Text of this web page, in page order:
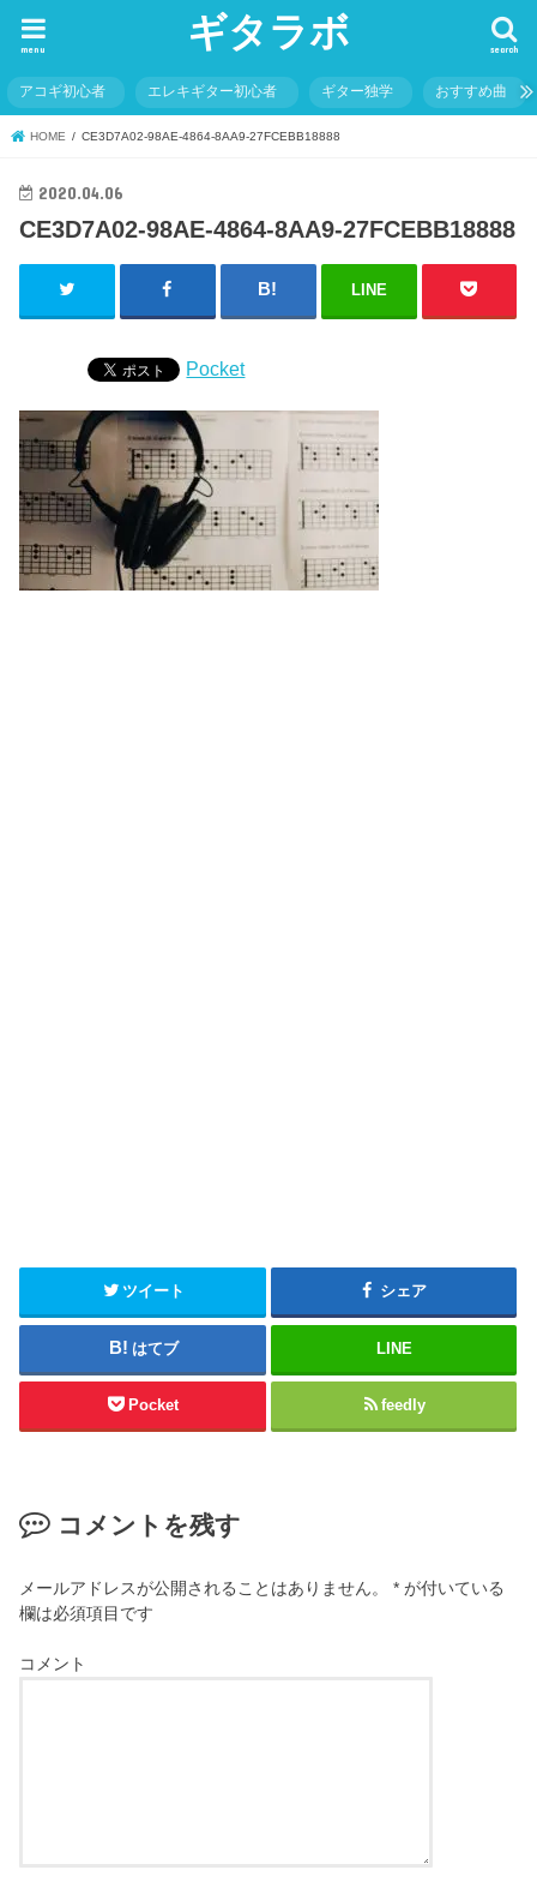
ギタラボ search
menu
アコギ初心者 エレキギター初心者 ギター独学 おすすめ曲
HOME CE3D7A02-98AE-4864-8AA9-27FCEBB18888
2020.04.06
CE3D7A02-98AE-4864-8AA9-27FCEBB18888
LINE
Pocket
ツイート シェア
はてブ LINE
Pocket feedly
コメントを残す
メールアドレスが公開されることはありません。 * が付いている
欄は必須項目です
コメント